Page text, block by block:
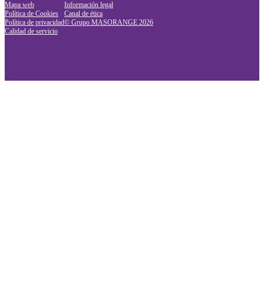
Mapa web
Política de Cookies
Política de privacidad
Calidad de servicio
Información legal
Canal de ética
© Grupo MASORANGE 2026